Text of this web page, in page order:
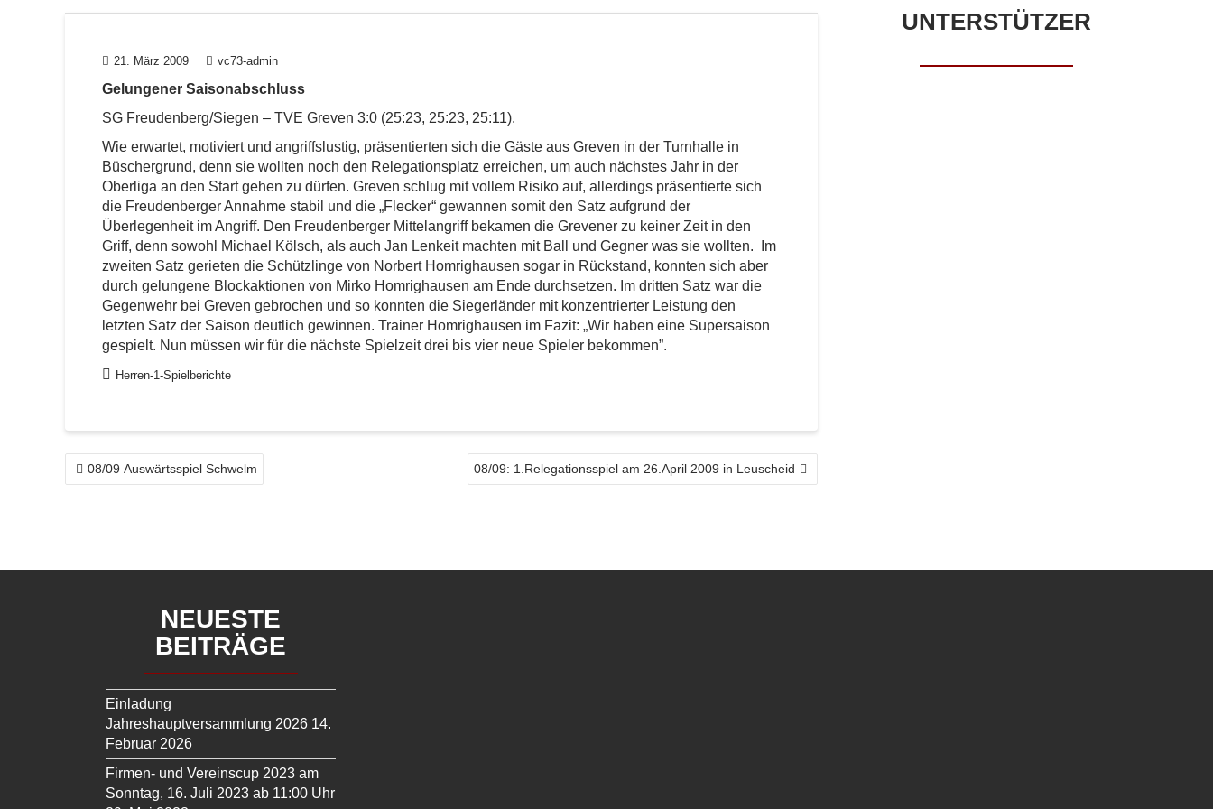
21. März 2009 vc73-admin
Gelungener Saisonabschluss
SG Freudenberg/Siegen – TVE Greven 3:0 (25:23, 25:23, 25:11).
Wie erwartet, motiviert und angriffslustig, präsentierten sich die Gäste aus Greven in der Turnhalle in
Büschergrund, denn sie wollten noch den Relegationsplatz erreichen, um auch nächstes Jahr in der
Oberliga an den Start gehen zu dürfen. Greven schlug mit vollem Risiko auf, allerdings präsentierte sich
die Freudenberger Annahme stabil und die „Flecker“ gewannen somit den Satz aufgrund der
Überlegenheit im Angriff. Den Freudenberger Mittelangriff bekamen die Grevener zu keiner Zeit in den
Griff, denn sowohl Michael Kölsch, als auch Jan Lenkeit machten mit Ball und Gegner was sie wollten. Im
zweiten Satz gerieten die Schützlinge von Norbert Homrighausen sogar in Rückstand, konnten sich aber
durch gelungene Blockaktionen von Mirko Homrighausen am Ende durchsetzen. Im dritten Satz war die
Gegenwehr bei Greven gebrochen und so konnten die Siegerländer mit konzentrierter Leistung den
letzten Satz der Saison deutlich gewinnen. Trainer Homrighausen im Fazit: „Wir haben eine Supersaison
gespielt. Nun müssen wir für die nächste Spielzeit drei bis vier neue Spieler bekommen”.
Herren-1-Spielberichte
BEITRAGSNAVIGATION
08/09 Auswärtsspiel Schwelm 08/09: 1.Relegationsspiel am 26.April 2009 in Leuscheid
UNTERSTÜTZER
NEUESTE
BEITRÄGE
Einladung
Jahreshauptversammlung 2026 14.
Februar 2026
Firmen- und Vereinscup 2023 am
Sonntag, 16. Juli 2023 ab 11:00 Uhr